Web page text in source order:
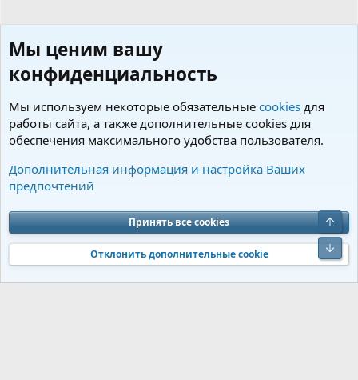
Пользователи
Cookies Charm by DCom
Обратная связь
Условия и правила
Политика конфиденциальности
Помощь
S
S
Community platform by XenForo® © 2010-2026 XenForo Ltd. Перевод от
Jumuro®|Media embeds via s9e/MediaSites
Мы ценим вашу
конфиденциальность
Мы используем некоторые обязательные cookies для
работы сайта, а также дополнительные cookies для
обеспечения максимального удобства пользователя.
Дополнительная информация и настройка Ваших
предпочтений
Принять все cookies
Отклонить дополнительные cookie
Верх
Низ